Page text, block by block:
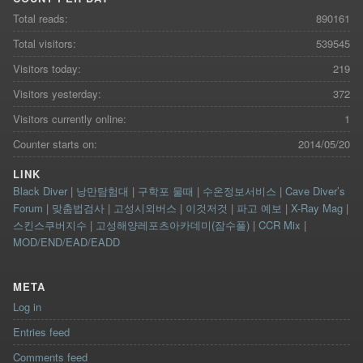
890161
Total reads:
539545
Total visitors:
219
Visitors today:
372
Visitors yesterday:
1
Visitors currently online:
2014/05/20
Counter starts on:
LINK
Black Diver| 낭만탐험대 | 구학포 물때 | 수온정보서비스 | Cave Diver’s
Forum | 맞춤법검사| 고성시외버스 | 이것저것 | 파고 예보 | X-Ray Mag|
스킨스쿠버지수 | 고성해양레포츠아카데미(잠수풀)| CCR Mix |
MOD/END/EAD/EADD
META
Log in
Entries feed
Comments feed